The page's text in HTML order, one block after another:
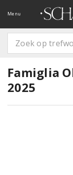
Menu
Famiglia
2025